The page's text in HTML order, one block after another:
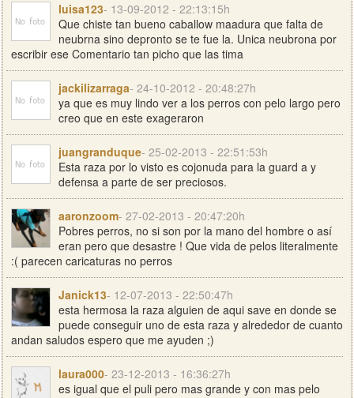
luisa123- 13-09-2012 - 22:13:15h
Que chiste tan bueno caballow maadura que falta de
neubrna sino depronto se te fue la. Unica neubrona por
escribir ese Comentario tan picho que las tima
jackilizarraga- 24-10-2012 - 20:48:27h
ya que es muy lindo ver a los perros con pelo largo pero
creo que en este exageraron
juangranduque- 25-02-2013 - 22:51:53h
Esta raza por lo visto es cojonuda para la guard a y
defensa a parte de ser preciosos.
aaronzoom- 27-02-2013 - 20:47:20h
Pobres perros, no si son por la mano del hombre o así
eran pero que desastre ! Que vida de pelos literalmente
:( parecen caricaturas no perros
Janick13- 12-07-2013 - 22:50:47h
esta hermosa la raza alguien de aqui save en donde se
puede conseguir uno de esta raza y alrededor de cuanto
andan saludos espero que me ayuden ;)
laura000- 23-12-2013 - 16:36:27h
es igual que el puli pero mas grande y con mas pelo